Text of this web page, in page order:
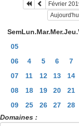
Février
SemLun.Mar.Mer.Jeu.
05
06
4 5 6 7
07
11 12 13 14
08
18 19 20 21
09
25 26 27
28
Domaines :